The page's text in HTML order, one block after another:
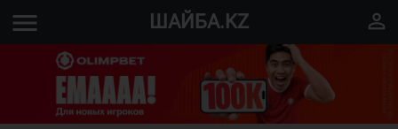
menu ШАЙБА.KZ perm_identity